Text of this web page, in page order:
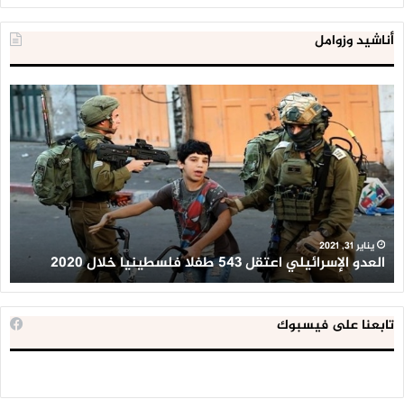
أناشيد وزوامل
العدو
الإسرائيلي
اعتقل
543
طفلا
فلسطينيا
خلال
2020
يناير 31, 2021
العدو الإسرائيلي اعتقل 543 طفلا فلسطينيا خلال 2020
تابعنا على فيسبوك